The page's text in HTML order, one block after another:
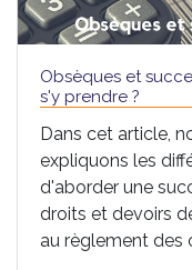
Obsèques et
s'y prendre ?
Dans cet article,
expliquons les
d'aborder une
droits et devoirs
au règlement des